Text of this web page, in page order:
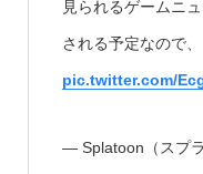
見られるゲームニ
される予定なので
pic.twitter.com/
— Splatoon（スプ